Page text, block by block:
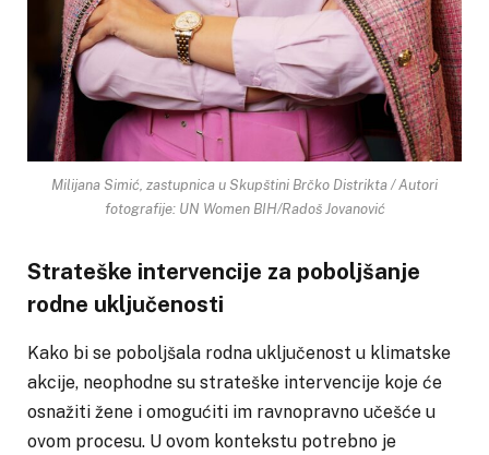
Milijana Simić, zastupnica u Skupštini Brčko Distrikta / Autori
fotografije: UN Women BIH/Radoš Jovanović
Strateške intervencije za poboljšanje
rodne uključenosti
Kako bi se poboljšala rodna uključenost u klimatske
akcije, neophodne su strateške intervencije koje će
osnažiti žene i omogućiti im ravnopravno učešće u
ovom procesu. U ovom kontekstu potrebno je